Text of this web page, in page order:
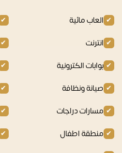
العاب مائية
انترنت
بوابات الكترونية
صيانة ونظافة
مسارات دراجات
منطقة اطفال